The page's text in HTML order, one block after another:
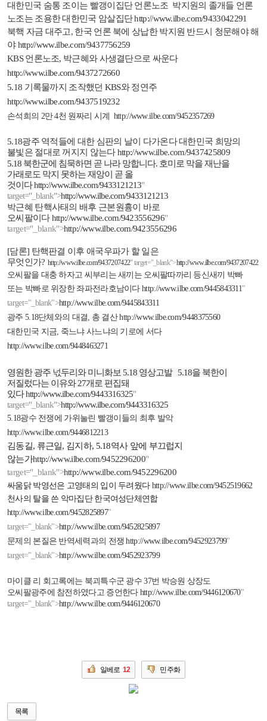
대한민국 숨통 조이는 빨갱이집단 언론노조 박지원의 졸개들 언론
노조는 조용한 대한민국 암살집단http://www.ilbe.com/9433042291
북핵 자금 대주고, 한국 언론 북에 상납한 박지원 반드시 청문해야 해
야http://www.ilbe.com/9437756259
KBS언론노조, 박근혜와 사생결단으로 싸운다
http://www.ilbe.com/9437272660
5.18 기록물까지 조작했던 KBS와 정연주
http://www.ilbe.com/9437519232
손석희의 2만4천 원짜리 시계 http://www.ilbe.com/9452357269
5.18광주 역적들에 대한 심판의 날이 다가온다 대한민국 희망의
불빛은 절대로 꺼지지 않는다 http://www.ilbe.com/9437425809
5.18 북한군에 침묵하면 곧 나라 망합니다. 호미로 막을 재난을
가래로도 막지 못하는 재앙이 곧 올
것이다http://www.ilbe.com/9433121213"
target="_blank">http://www.ilbe.com/9433121213
박근혜 탄핵사태의 배후 근본원흉이 바로
오씨팔이다 http://www.ilbe.com/9423556296"
target="_blank">http://www.ilbe.com/9423556296
[담론] 탄핵판결 이후 애국우파가 할 일은
무엇인가? http://www.ilbe.com/9437207422" target="_blank">http://www.ilbe.com/9437207422
오씨팔을 대충 하자고 씨부리는 새끼는 오씨팔따까리 등신새끼 박빠
또는 박빠로 위장한 좌파전라호남이다 http://www.ilbe.com/9445843311"
target="_blank">http://www.ilbe.com/9445843311
광주 5.18단체와의 대결, 총 결산 http://www.ilbe.com/9448375560
대한민국 지금, 죽느냐 사느냐의 기로에 서다
http://www.ilbe.com/9448463271
영원한 광주 넋두리와 미니화보 5.18 영상고발5.18을 북한이
저질렀다는 이유와27개로 편집돼
있다 http://www.ilbe.com/9443316325"
target="_blank">http://www.ilbe.com/9443316325
5.18광수 전쟁에 가위눌린 빨갱이들의 최후 발악
http://www.ilbe.com/9446812213
김동길, 류근일, 김지하, 5.18역사 앞에 부끄럽지
않는가http://www.ilbe.com/9452296200"
target="_blank">http://www.ilbe.com/9452296200
싸움닭 박영선은 고영태의 입이 두려웠다 http://www.ilbe.com/9452519662
천사의 탈을 쓴 악마집단 한국여성단체연합
http://www.ilbe.com/9452825897"
target="_blank">http://www.ilbe.com/9452825897
문제의 본질은 반역세력과의 전쟁 http://www.ilbe.com/9452923799"
target="_blank">http://www.ilbe.com/9452923799
마이클 리 회고록에는 북괴특수군 광수 37번 박승원 상장도
오씨팔광주에 참전하였다고 증언한다 http://www.ilbe.com/9446120670"
target="_blank">http://www.ilbe.com/9446120670
일베로 12 민주화
목록